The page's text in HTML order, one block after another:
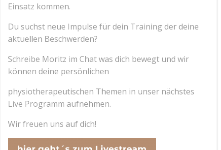
Einsatz kommen.
Du suchst neue Impulse für dein Training der deine
aktuellen Beschwerden?
Schreibe Moritz im Chat was dich bewegt und wir
können deine persönlichen
physiotherapeutischen Themen in unser nächstes
Live Programm aufnehmen.
Wir freuen uns auf dich!